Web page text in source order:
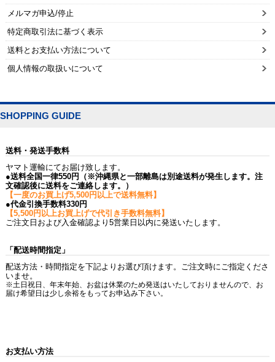
メルマガ申込/停止
特定商取引法に基づく表示
送料とお支払い方法について
個人情報の取扱いについて
SHOPPING GUIDE
送料・発送手数料
ヤマト運輸にてお届け致します。
●送料全国一律550円（※沖縄県と一部離島は別途送料が発生します。注
文確認後に送料をご連絡します。）
【一度のお買上げ5,500円以上で送料無料】
●代金引換手数料330円
【5,500円以上お買上げで代引き手数料無料】
ご注文日および入金確認より5営業日以内に発送いたします。
「配送時間指定」
配送方法・時間指定を下記よりお選び頂けます。ご注文時にご指定くださ
いませ。
※土日祝日、年末年始、お盆は休業のため発送はいたしておりませんので、お
届け希望日は少し余裕をもってお申込み下さい。
お支払い方法